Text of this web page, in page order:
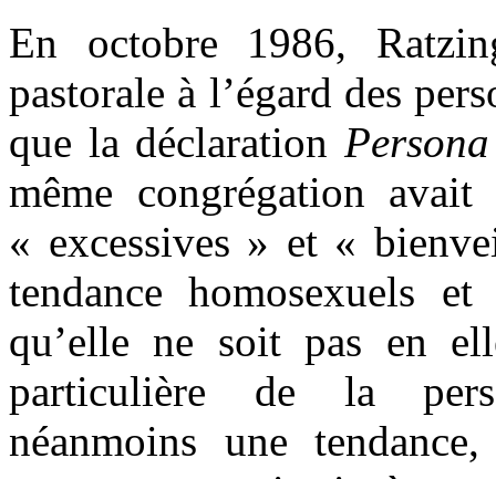
En octobre 1986,
pastorale à l’égard des
que la déclaration
même congrégation
« excessives » et «
tendance homosexuels
qu’elle ne soit pas en
particulière de la
néanmoins une